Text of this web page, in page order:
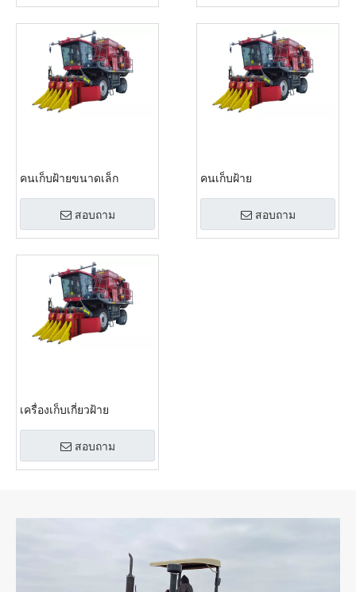
คนเก็บฝ้ายขนาดเล็ก
สอบถาม
คนเก็บฝ้าย
สอบถาม
เครื่องเก็บเกี่ยวฝ้าย
สอบถาม